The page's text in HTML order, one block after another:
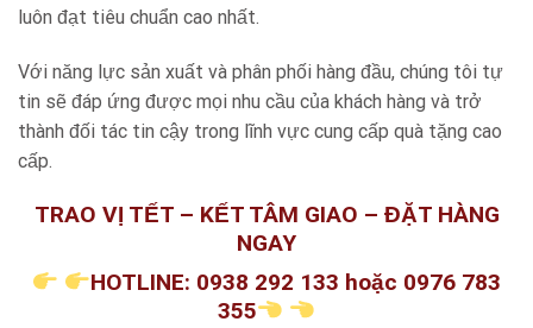
luôn đạt tiêu chuẩn cao nhất.
Với năng lực sản xuất và phân phối hàng đầu, chúng tôi tự
tin sẽ đáp ứng được mọi nhu cầu của khách hàng và trở
thành đối tác tin cậy trong lĩnh vực cung cấp quà tặng cao
cấp.
TRAO VỊ TẾT – KẾT TÂM GIAO – ĐẶT HÀNG
NGAY
HOTLINE: 0938 292 133 hoặc 0976 783
355